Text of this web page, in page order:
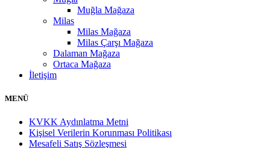
Muğla Mağaza
Milas
Milas Mağaza
Milas Çarşı Mağaza
Dalaman Mağaza
Ortaca Mağaza
İletişim
MENÜ
KVKK Aydınlatma Metni
Kişisel Verilerin Korunması Politikası
Mesafeli Satış Sözleşmesi